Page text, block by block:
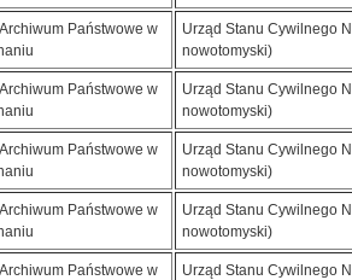
Państwowe w
Urząd Stanu Cywilnego
nowotomyski)
Państwowe w
Urząd Stanu Cywilnego
nowotomyski)
Państwowe w
Urząd Stanu Cywilnego
nowotomyski)
Państwowe w
Urząd Stanu Cywilnego
nowotomyski)
Państwowe w
Urząd Stanu Cywilnego